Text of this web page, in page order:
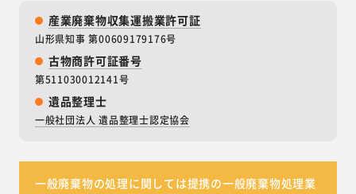
産業廃棄物収集運搬業許可証
山形県知事 第00609179176号
古物商許可証番号
第511030012141号
遺品整理士
一般社団法人 遺品整理士認定協会
一般廃棄物の処理に関しては提携の一般廃棄物処理業